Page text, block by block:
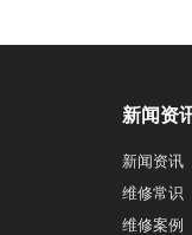
新闻资
新闻资讯
维修常识
维修案例